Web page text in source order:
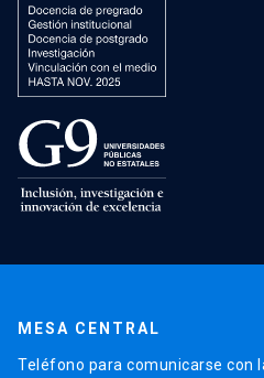
MESA CENTRAL
Teléfono para comunicarse con